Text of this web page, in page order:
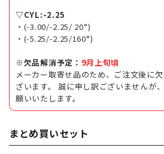
▽CYL:-2.25
・(-3.00/-2.25/ 20°)
・(-5.25/-2.25/160°)
※欠品解消予定： 9月上旬頃
メーカー取寄せ品のため、ご注文後に
ざいます。 誠に申し訳ございませんが
願いいたします。
まとめ買いセット